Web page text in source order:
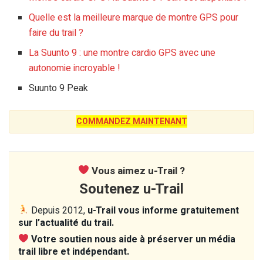
Quelle est la meilleure marque de montre GPS pour
faire du trail ?
La Suunto 9 : une montre cardio GPS avec une
autonomie incroyable !
Suunto 9 Peak
COMMANDEZ MAINTENANT
Vous aimez u-Trail ?
Soutenez u-Trail
Depuis 2012, u-Trail vous informe gratuitement
sur l’actualité du trail.
Votre soutien nous aide à préserver un média
trail libre et indépendant.